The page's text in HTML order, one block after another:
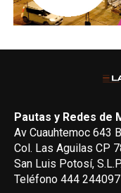
Pautas y Redes de
Av Cuauhtemoc 643 B
Col. Las Aguilas CP
San Luis Potosí, S.L.P.
Teléfono 444